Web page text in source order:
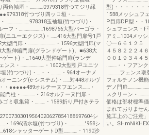
両角袖垣・…………0979318竹つてジリ縁
竹つづり四ッロ垣・…………
…………………978318玉袖垣(竹つづり)・
ーフ・…………………1698766大型パーゴラ・
(ニユーエクジス)・……416大型門扉号1戸
大型門扉・……………………・1596大型門扉(マ
型伸縮門扉(グランドゲート)。■638大
ゲート)・…1640大型仲縮門扉(ランデ
ンス・…………………・1602大型引戸ユニツ
垣(竹つづり)・…・・………・964オーナメ
ーニング(e‐システム)・……対448オルヴ
・●●●●●489オルテーヌフエンス……・
門柱・…………・216オルテーヌ門扉・
ミ収集箱・………・1589折り戸付きテラ
シ
・1696清水垣(竹つづり)・……………'958シ
シャッターゲートD型…………・1190沙
型)・・・・・・
1588メッシュフ
P目扉DP型・・
シュフェンス・
アミ…1004メッ
〇一６６１２５
４５８２２２４
００１９３４４
………・・フアン
…………フェンス取
フォルチノン機
デノ門扉
スクリーン・
価格は部材標準
まれておりませ
施工上のご注意
い。